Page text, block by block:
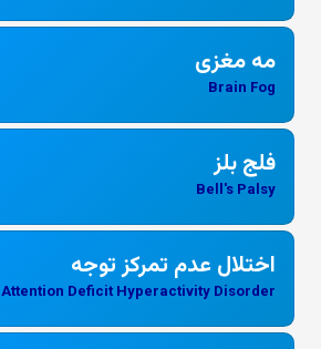
مه مغزی
Brain Fog
فلج بلز
Bell's Palsy
اختلال عدم تمرکز توجه
Attention Deficit Hyperactivity Disorder